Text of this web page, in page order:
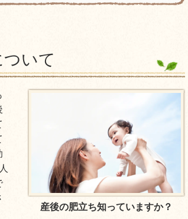
いて
産後の肥立ち知っていますか？